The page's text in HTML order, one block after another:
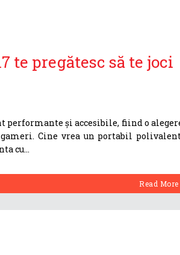
te pregătesc să te joci
performante și accesibile, fiind o
Cine vrea un portabil
cu
Read More